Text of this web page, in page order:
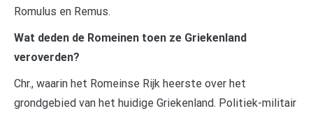
Romulus en Remus.
Wat deden de Romeinen toen ze Griekenland
veroverden?
Chr., waarin het Romeinse Rijk heerste over het
grondgebied van het huidige Griekenland. Politiek-militair